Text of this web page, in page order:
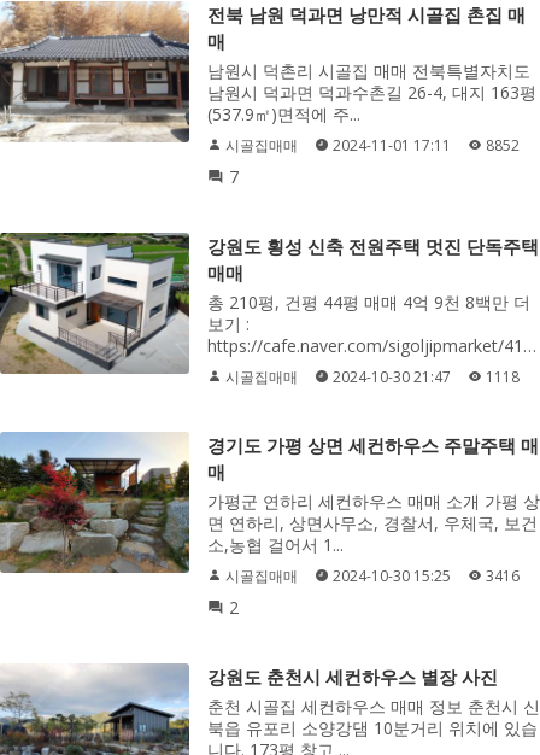
전북 남원 덕과면 낭만적 시골집 촌집 매
매
남원시 덕촌리 시골집 매매 전북특별자치도
남원시 덕과면 덕과수촌길 26-4, 대지 163평
(537.9㎡)면적에 주...
시골집매매 2024-11-01 17:11 8852
7
강원도 횡성 신축 전원주택 멋진 단독주택
매매
총 210평, 건평 44평 매매 4억 9천 8백만 더
보기 :
https://cafe.naver.com/sigoljipmarket/4137
시골집매매 2024-10-30 21:47 1118
경기도 가평 상면 세컨하우스 주말주택 매
매
가평군 연하리 세컨하우스 매매 소개 가평 상
면 연하리, 상면사무소, 경찰서, 우체국, 보건
소,농협 걸어서 1...
시골집매매 2024-10-30 15:25 3416
2
강원도 춘천시 세컨하우스 별장 사진
춘천 시골집 세컨하우스 매매 정보 춘천시 신
북읍 유포리 소양강댐 10분거리 위치에 있습
니다. 173평 창고 ...